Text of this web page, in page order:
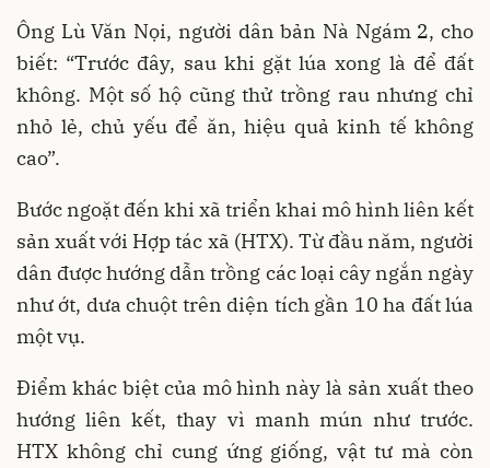
Ông Lù Văn Nọi, người dân bản Nà Ngám 2, cho
biết: “Trước đây, sau khi gặt lúa xong là để đất
không. Một số hộ cũng thử trồng rau nhưng chỉ
nhỏ lẻ, chủ yếu để ăn, hiệu quả kinh tế không
cao”.
Bước ngoặt đến khi xã triển khai mô hình liên kết
sản xuất với Hợp tác xã (HTX). Từ đầu năm, người
dân được hướng dẫn trồng các loại cây ngắn ngày
như ớt, dưa chuột trên diện tích gần 10 ha đất lúa
một vụ.
Điểm khác biệt của mô hình này là sản xuất theo
hướng liên kết, thay vì manh mún như trước.
HTX không chỉ cung ứng giống, vật tư mà còn